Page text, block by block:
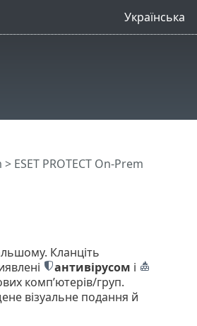
Українська
> ESET PROTECT On-Prem
Кланціть
антивірусом і
комп’ютерів/груп.
візуальне подання й